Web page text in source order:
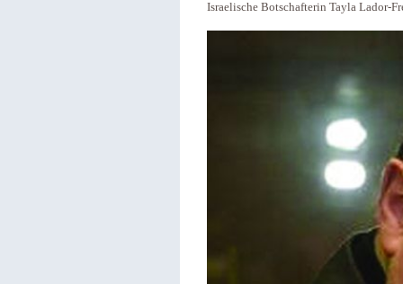
Israelische Botschafterin Tayla Lador-